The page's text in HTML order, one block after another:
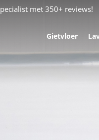
met 350+ reviews!
Gietvloer